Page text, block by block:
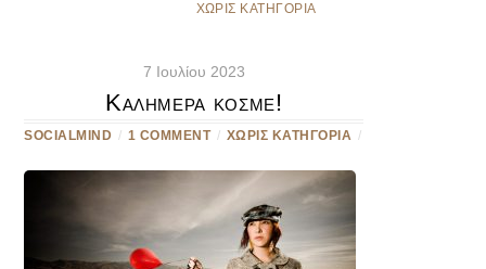
ΧΩΡΊΣ ΚΑΤΗΓΟΡΊΑ
7 Ιουλίου 2023
Καλημέρα κόσμε!
SOCIALMIND / 1 COMMENT / ΧΩΡΊΣ ΚΑΤΗΓΟΡΊΑ /